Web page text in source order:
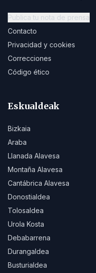
Publica tu nota de prensa
Contacto
Privacidad y cookies
Correcciones
Código ético
Eskualdeak
Bizkaia
Araba
Llanada Alavesa
Montaña Alavesa
Cantábrica Alavesa
Donostialdea
Tolosaldea
Urola Kosta
Debabarrena
Durangaldea
Busturialdea